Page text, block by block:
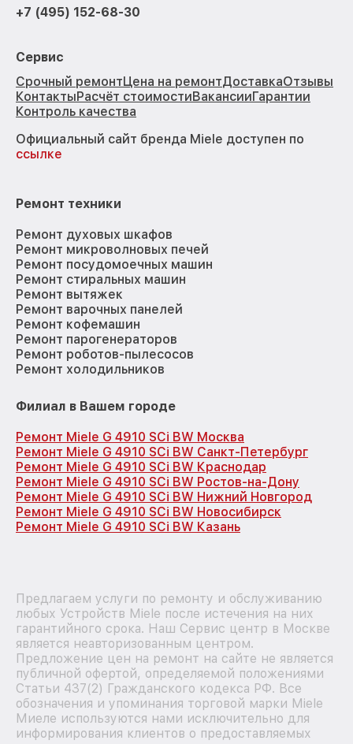
+7 (495) 152-68-30
Сервис
Срочный ремонтЦена на ремонтДоставкаОтзывы
КонтактыРасчёт стоимостиВакансииГарантии
Контроль качества
Официальный сайт бренда Miele доступен по
ссылке
Ремонт техники
Ремонт духовых шкафов
Ремонт микроволновых печей
Ремонт посудомоечных машин
Ремонт стиральных машин
Ремонт вытяжек
Ремонт варочных панелей
Ремонт кофемашин
Ремонт парогенераторов
Ремонт роботов-пылесосов
Ремонт холодильников
Филиал в Вашем городе
Ремонт Miele G 4910 SCi BW Москва
Ремонт Miele G 4910 SCi BW Санкт-Петербург
Ремонт Miele G 4910 SCi BW Краснодар
Ремонт Miele G 4910 SCi BW Ростов-на-Дону
Ремонт Miele G 4910 SCi BW Нижний Новгород
Ремонт Miele G 4910 SCi BW Новосибирск
Ремонт Miele G 4910 SCi BW Казань
Предлагаем услуги по ремонту и обслуживанию
любых Устройств Miele после истечения на них
гарантийного срока. Наш Сервис центр в Москве
является неавторизованным центром.
Предложение цен на ремонт на сайте не является
публичной офертой, определяемой положениями
Статьи 437(2) Гражданского кодекса РФ. Все
обозначения и упоминания торговой марки Miele
Миеле используются нами исключительно для
информирования клиентов о предоставляемых